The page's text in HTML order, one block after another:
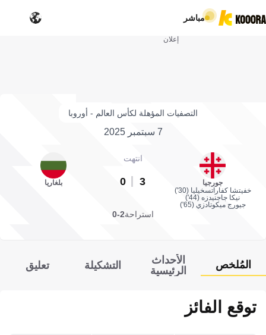
مباشر
إعلان
التصفيات المؤهلة لكأس العالم - أوروبا
7 سبتمبر 2025
جورجيا
خفيتشا كفاراتسخيليا (30')
نيكا جاجنيدزه (44')
جيورج ميكوتادزي (65')
انتهت
3
0 بلغاريا
استراحة2-0
المُلخص
الأحداث
الرئيسية
التشكيلة تعليق
توقع الفائز